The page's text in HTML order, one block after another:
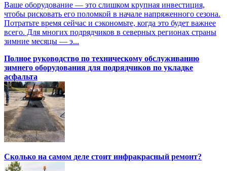
Ваше оборудование — это слишком крупная инвестиция,
чтобы рисковать его поломкой в начале напряженного сезона.
Потратьте время сейчас и сэкономьте, когда это будет важнее
всего. Для многих подрядчиков в северных регионах страны
зимние месяцы — э...
Полное руководство по техническому обслуживанию
зимнего оборудования для подрядчиков по укладке
асфальта
Сколько на самом деле стоит инфракрасный ремонт?